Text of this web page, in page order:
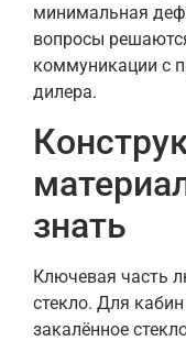
минимальная
вопросы
коммуникации с
дилера.
знать
Ключевая часть
стекло. Для
закалённое